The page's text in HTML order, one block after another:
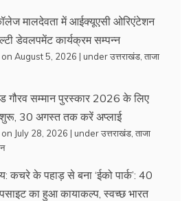
मालदेवता में आईक्यूएसी ओरिएंटेशन
डेवलपमेंट कार्यक्रम सम्पन्न
August 5, 2026 | underउत्तराखंड ताजा
गौरव सम्मान पुरस्कार 2026 के लिए
30 अगस्त तक करें अप्लाई
July 28, 2026 | underउत्तराखंड ताजा
कचरे के पहाड़ से बना ‘ईको पार्क’: 40
का हुआ कायाकल्प, स्वच्छ भारत